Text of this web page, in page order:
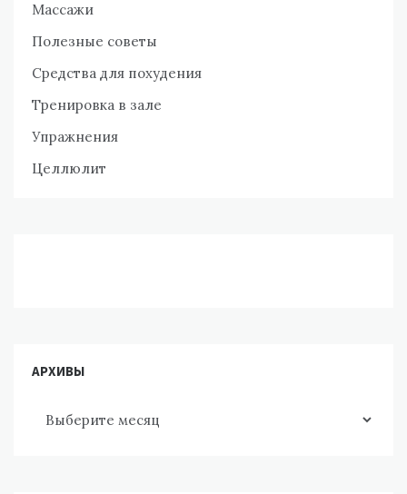
Массажи
Полезные советы
Средства для похудения
Тренировка в зале
Упражнения
Целлюлит
АРХИВЫ